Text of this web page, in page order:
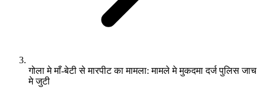
गोला मे माँ-बेटी से मारपीट का मामला: मामले मे मुकदमा दर्ज पुलिस जाच
मे जुटी